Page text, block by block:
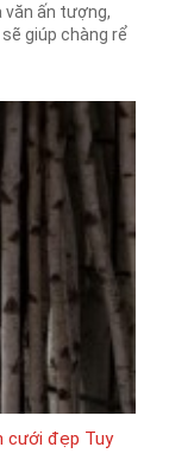
văn ấn tượng,
giúp chàng rể
cưới đẹp Tuy